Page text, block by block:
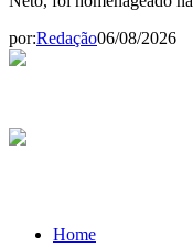
por:Redação06/08/2026
Home